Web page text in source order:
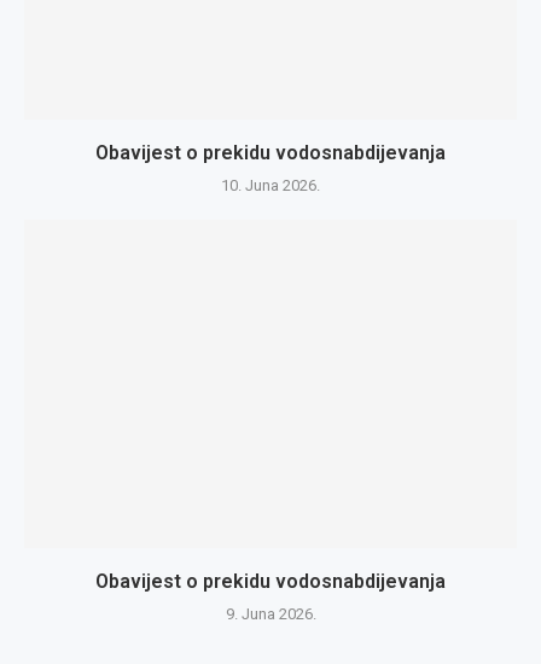
Obavijest o prekidu vodosnabdijevanja
10. Juna 2026.
Obavijest o prekidu vodosnabdijevanja
9. Juna 2026.